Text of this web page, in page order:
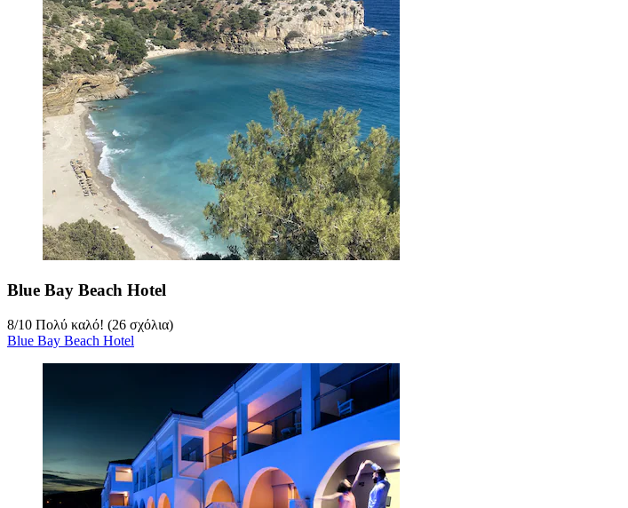
Blue Bay Beach Hotel
8/10 Πολύ καλό! (26 σχόλια)
Blue Bay Beach Hotel